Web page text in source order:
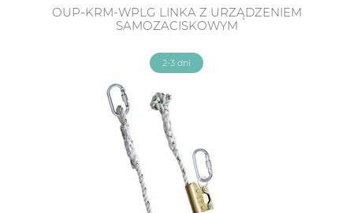
OUP-KRM-WPLG LINKA Z URZĄDZENIEM
SAMOZACISKOWYM
2-3 dni